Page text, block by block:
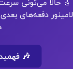
لامینور دفعه‌های
🎶